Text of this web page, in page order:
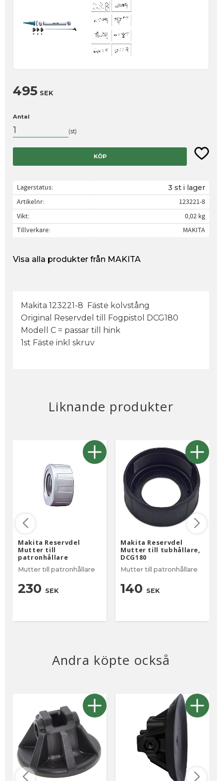
495 SEK
Antal
st
KÖP Lägg
Lagerstatus 3 st i lager
Artikelnr
123221-8
Vikt
0,02 kg
Tillverkare
MAKITA
Visa alla produkter från MAKITA
Makita 123221-8 Fäste kolvstång
Original Reservdel till Fogpistol DCG180
Modell C = passar till hink
1st Fäste inkl skruv
Liknande produkter
Makita Reservdel
Mutter till
patronhållare
Mutter till patronhållare
230 SEK
Makita Reservdel
Mutter till tubhållare,
DCG180
Mutter till patronhållare
140 SEK
Andra köpte också